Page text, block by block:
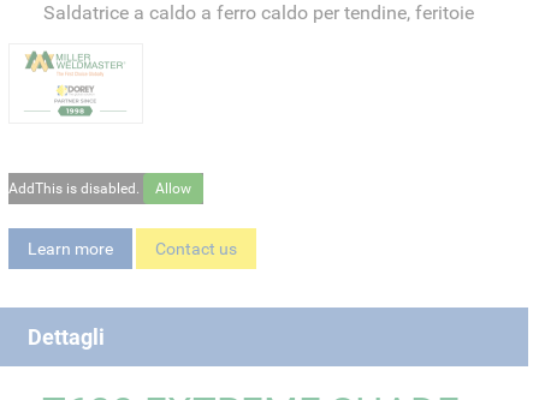
Saldatrice a caldo a ferro caldo per tendine, feritoie
AddThis is disabled. Allow
Learn more Contact us
Dettagli